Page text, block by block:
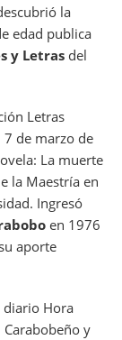
la
edad publica
y Letras del
Letras
7 de marzo de
La muerte
la Maestría en
Ingresó
en 1976
aporte
diario Hora
y